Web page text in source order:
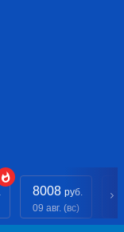
8008 руб.
09 авг. (вс)